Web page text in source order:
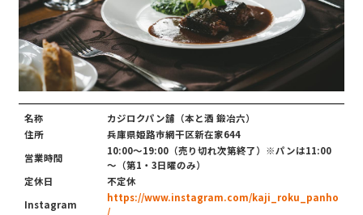
名称
カジロクパン舗（本と酒 鍛冶六）
住所
兵庫県姫路市網干区新在家644
営業時間
10:00～19:00（売り切れ次第終了）※パンは11:00
～（第1・3日曜のみ）
定休日
不定休
Instagram
https://www.instagram.com/kaji_roku_panho
/